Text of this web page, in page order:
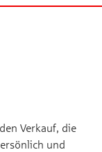
Verkauf, die
und